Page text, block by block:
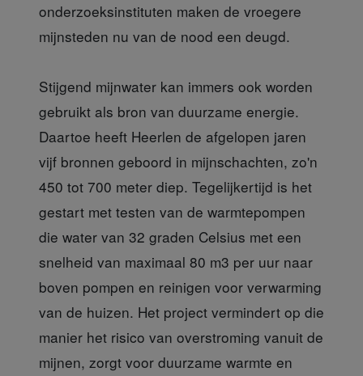
onderzoeksinstituten maken de vroegere
mijnsteden nu van de nood een deugd.
Stijgend mijnwater kan immers ook worden
gebruikt als bron van duurzame energie.
Daartoe heeft Heerlen de afgelopen jaren
vijf bronnen geboord in mijnschachten, zo'n
450 tot 700 meter diep. Tegelijkertijd is het
gestart met testen van de warmtepompen
die water van 32 graden Celsius met een
snelheid van maximaal 80 m3 per uur naar
boven pompen en reinigen voor verwarming
van de huizen. Het project vermindert op die
manier het risico van overstroming vanuit de
mijnen, zorgt voor duurzame warmte en